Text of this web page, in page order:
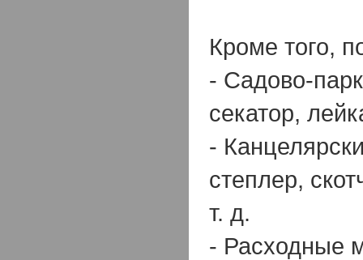
Кроме того,
- Садово-
секатор,
-
степлер,
т. д.
- Расходные